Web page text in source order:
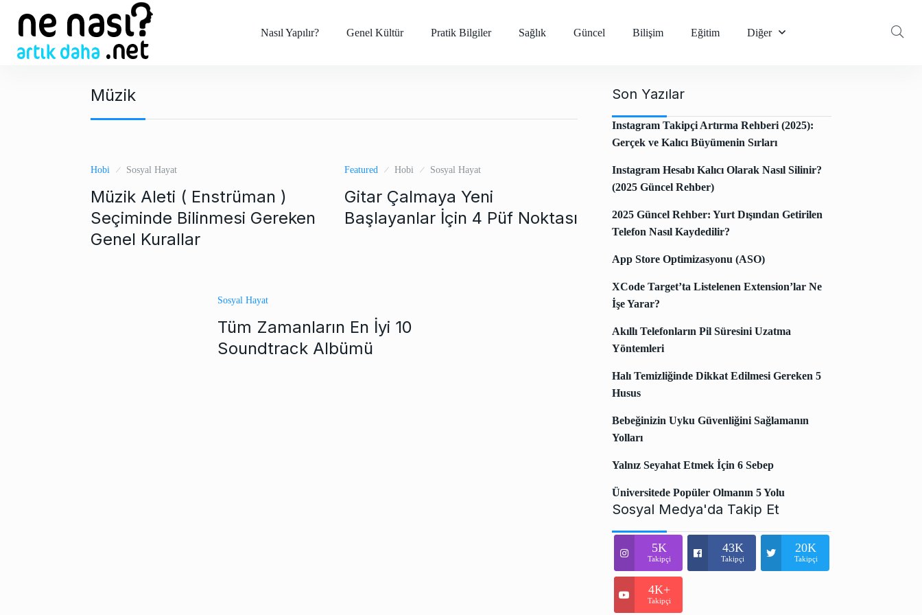
Nasıl Yapılır? Genel Kültür Pratik Bilgiler Sağlık Güncel Bilişim Eğitim Diğer
Müzik
Hobi Sosyal Hayat
Müzik Aleti ( Enstrüman )
Seçiminde Bilinmesi Gereken
Genel Kurallar
Featured Hobi Sosyal Hayat
Gitar Çalmaya Yeni
Başlayanlar İçin 4 Püf Noktası
Sosyal Hayat
Tüm Zamanların En İyi 10
Soundtrack Albümü
Son Yazılar
Instagram Takipçi Artırma Rehberi (2025):
Gerçek ve Kalıcı Büyümenin Sırları
Instagram Hesabı Kalıcı Olarak Nasıl Silinir?
(2025 Güncel Rehber)
2025 Güncel Rehber: Yurt Dışından Getirilen
Telefon Nasıl Kaydedilir?
App Store Optimizasyonu (ASO)
XCode Target’ta Listelenen Extension’lar Ne
İşe Yarar?
Akıllı Telefonların Pil Süresini Uzatma
Yöntemleri
Halı Temizliğinde Dikkat Edilmesi Gereken 5
Husus
Bebeğinizin Uyku Güvenliğini Sağlamanın
Yolları
Yalnız Seyahat Etmek İçin 6 Sebep
Üniversitede Popüler Olmanın 5 Yolu
Sosyal Medya'da Takip Et
5K
Takipçi
43K
Takipçi
20K
Takipçi
4K+
Takipçi